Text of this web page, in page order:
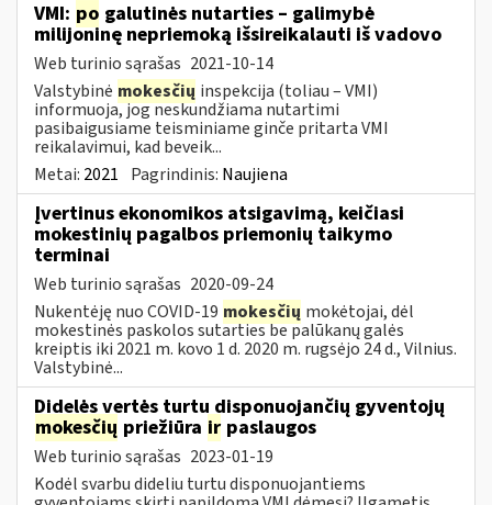
VMI: po galutinės nutarties – galimybė
milijoninę nepriemoką išsireikalauti iš vadovo
Web turinio sąrašas 2021-10-14
Valstybinė mokesčių inspekcija (toliau – VMI)
informuoja, jog neskundžiama nutartimi
pasibaigusiame teisminiame ginče pritarta VMI
reikalavimui, kad beveik...
Metai: 2021 Pagrindinis: Naujiena
Įvertinus ekonomikos atsigavimą, keičiasi
mokestinių pagalbos priemonių taikymo
terminai
Web turinio sąrašas 2020-09-24
Nukentėję nuo COVID-19 mokesčių mokėtojai, dėl
mokestinės paskolos sutarties be palūkanų galės
kreiptis iki 2021 m. kovo 1 d. 2020 m. rugsėjo 24 d., Vilnius.
Valstybinė...
Didelės vertės turtu disponuojančių gyventojų
mokesčių priežiūra ir paslaugos
Web turinio sąrašas 2023-01-19
Kodėl svarbu dideliu turtu disponuojantiems